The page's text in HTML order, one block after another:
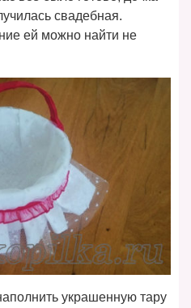
свадебная.
ей можно найти не
украшенную тару